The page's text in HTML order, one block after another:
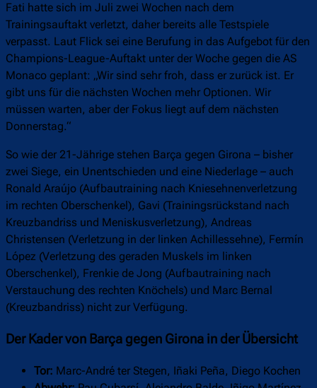
Fati hatte sich im Juli zwei Wochen nach dem
Trainingsauftakt verletzt, daher bereits alle Testspiele
verpasst. Laut Flick sei eine Berufung in das Aufgebot für den
Champions-League-Auftakt unter der Woche gegen die AS
Monaco geplant: „Wir sind sehr froh, dass er zurück ist. Er
gibt uns für die nächsten Wochen mehr Optionen. Wir
müssen warten, aber der Fokus liegt auf dem nächsten
Donnerstag.“
So wie der 21-Jährige stehen Barça gegen Girona – bisher
zwei Siege, ein Unentschieden und eine Niederlage – auch
Ronald Araújo (Aufbautraining nach Kniesehnenverletzung
im rechten Oberschenkel), Gavi (Trainingsrückstand nach
Kreuzbandriss und Meniskusverletzung), Andreas
Christensen (Verletzung in der linken Achillessehne), Fermín
López (Verletzung des geraden Muskels im linken
Oberschenkel), Frenkie de Jong (Aufbautraining nach
Verstauchung des rechten Knöchels) und Marc Bernal
(Kreuzbandriss) nicht zur Verfügung.
Der Kader von Barça gegen Girona in der Übersicht
Tor: Marc-André ter Stegen, Iñaki Peña, Diego Kochen